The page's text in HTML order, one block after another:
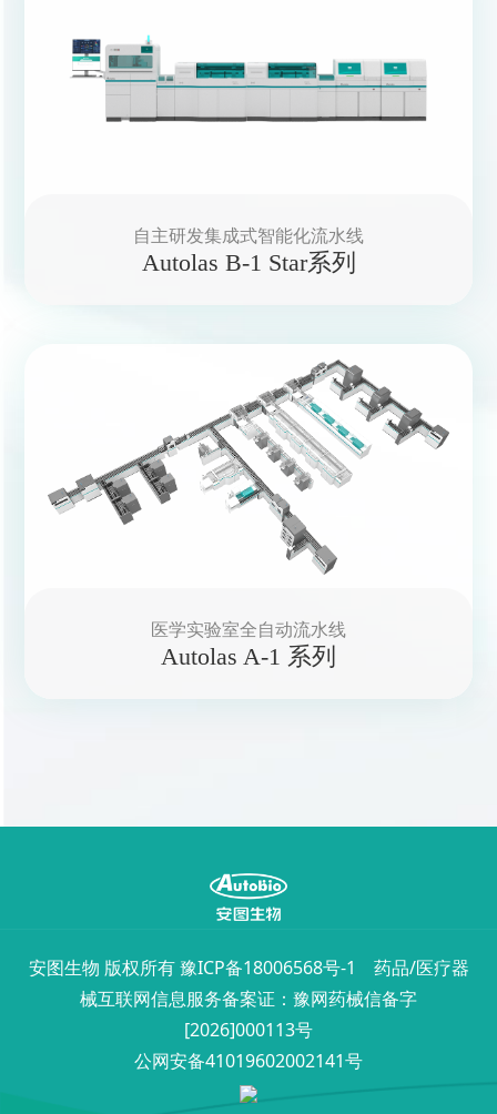
自主研发集成式智能化流水线
Autolas B-1 Star系列
医学实验室全自动流水线
Autolas A-1 系列
安图生物 版权所有豫ICP备18006568号-1
药品/医疗器
械互联网信息服务备案证：豫网药械信备字
[2026]000113号
公网安备41019602002141号